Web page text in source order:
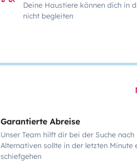
Deine Haustiere können dich in
nicht begleiten
Garantierte Abreise
Unser Team hilft dir bei der Suche nach
Alternativen sollte in der letzten Minute
schiefgehen